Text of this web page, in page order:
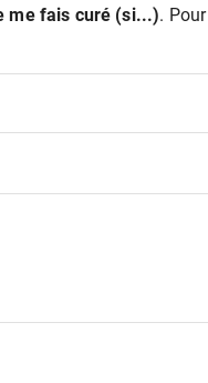
me fais curé (si...). Pour